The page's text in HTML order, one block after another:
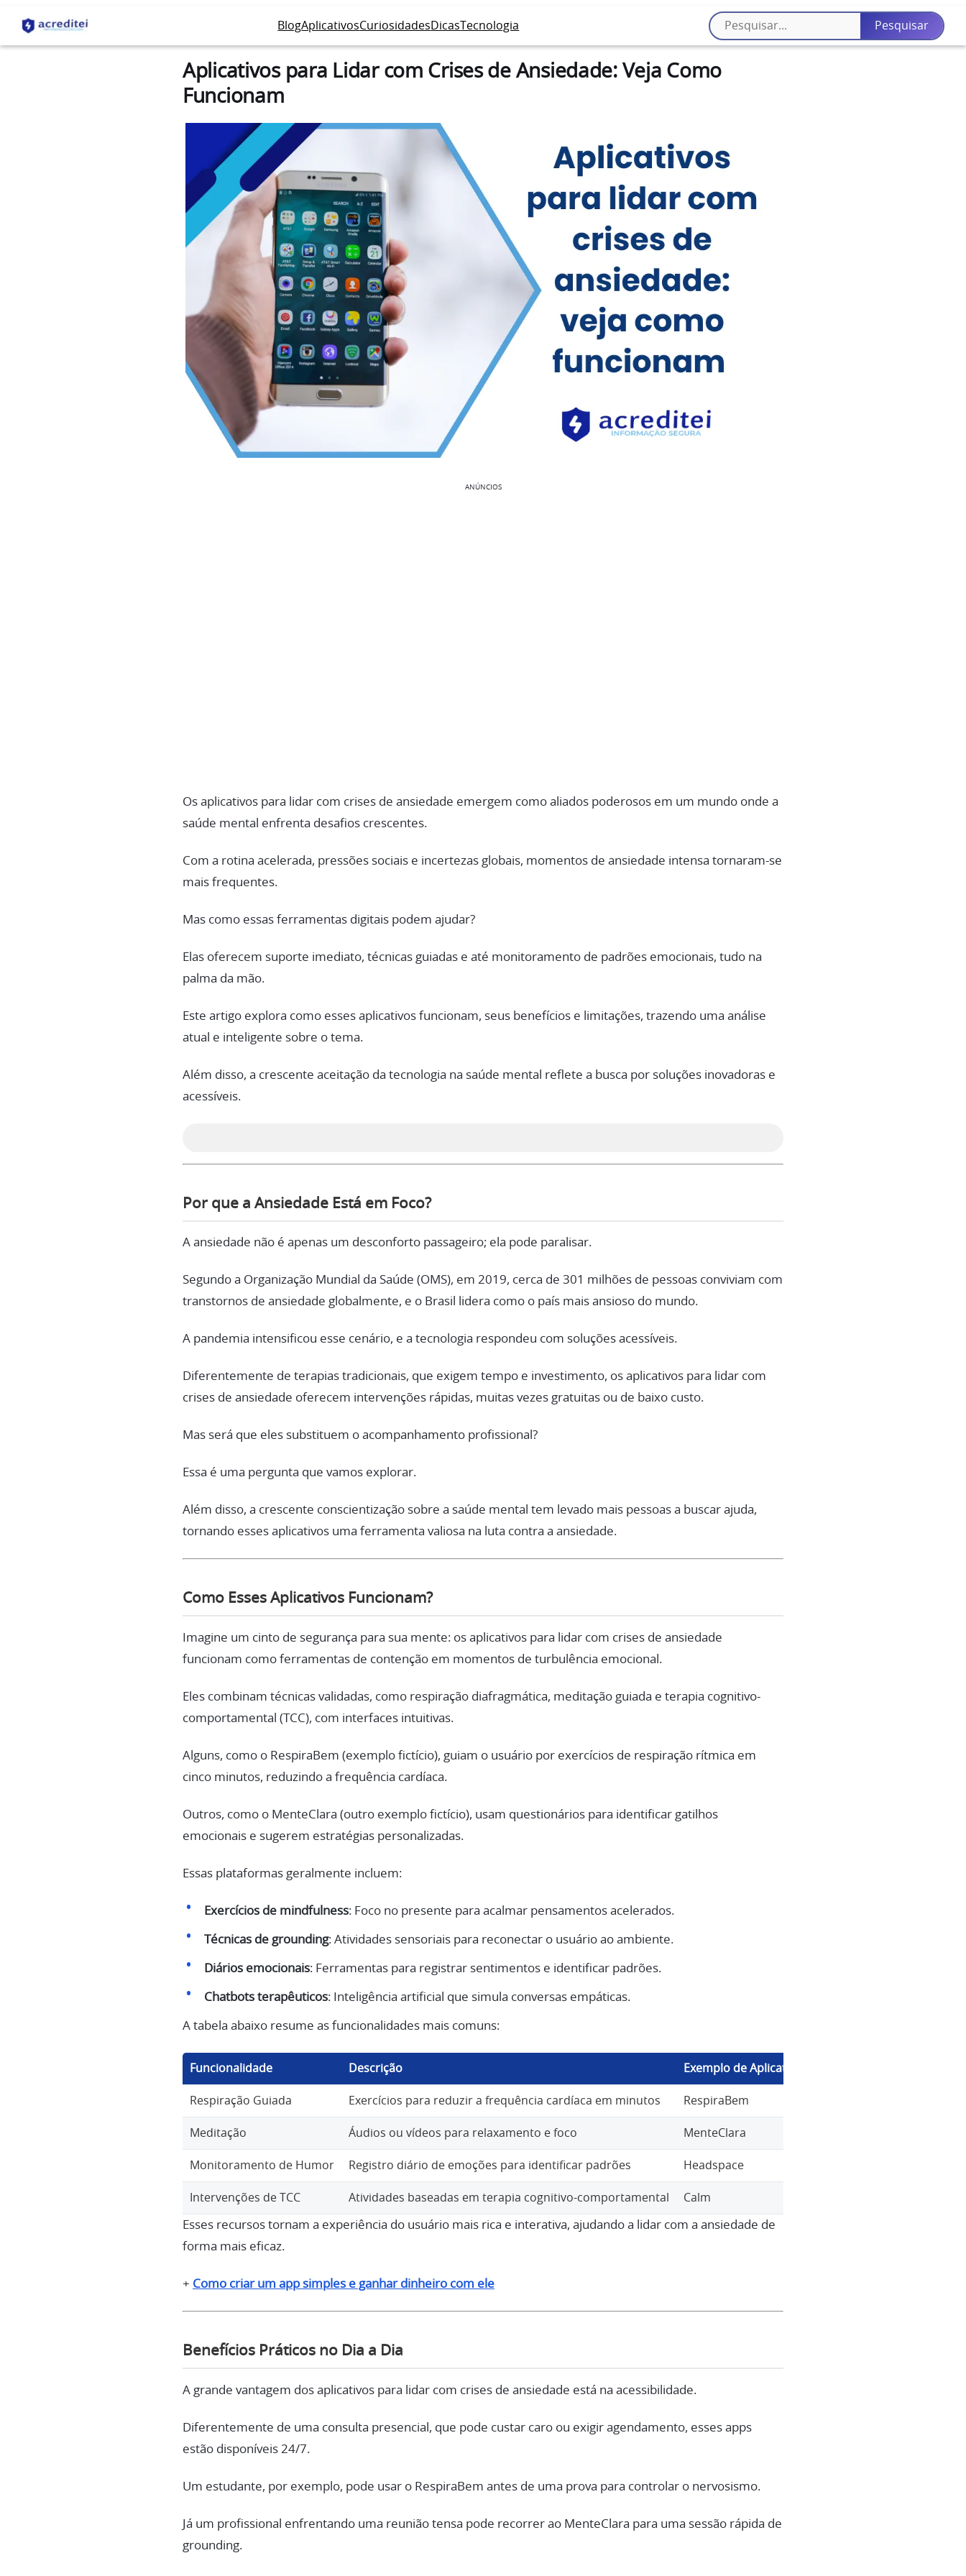
BlogAplicativosCuriosidadesDicasTecnologia
Aplicativos para Lidar com Crises de Ansiedade: Veja Como
Funcionam
ANÚNCIOS
Os aplicativos para lidar com crises de ansiedade emergem como aliados poderosos em um mundo onde a
saúde mental enfrenta desafios crescentes.
Com a rotina acelerada, pressões sociais e incertezas globais, momentos de ansiedade intensa tornaram-se
mais frequentes.
Mas como essas ferramentas digitais podem ajudar?
Elas oferecem suporte imediato, técnicas guiadas e até monitoramento de padrões emocionais, tudo na
palma da mão.
Este artigo explora como esses aplicativos funcionam, seus benefícios e limitações, trazendo uma análise
atual e inteligente sobre o tema.
Além disso, a crescente aceitação da tecnologia na saúde mental reflete a busca por soluções inovadoras e
acessíveis.
Por que a Ansiedade Está em Foco?
A ansiedade não é apenas um desconforto passageiro; ela pode paralisar.
Segundo a Organização Mundial da Saúde (OMS), em 2019, cerca de 301 milhões de pessoas conviviam com
transtornos de ansiedade globalmente, e o Brasil lidera como o país mais ansioso do mundo.
A pandemia intensificou esse cenário, e a tecnologia respondeu com soluções acessíveis.
Diferentemente de terapias tradicionais, que exigem tempo e investimento, os aplicativos para lidar com
crises de ansiedade oferecem intervenções rápidas, muitas vezes gratuitas ou de baixo custo.
Mas será que eles substituem o acompanhamento profissional?
Essa é uma pergunta que vamos explorar.
Além disso, a crescente conscientização sobre a saúde mental tem levado mais pessoas a buscar ajuda,
tornando esses aplicativos uma ferramenta valiosa na luta contra a ansiedade.
Como Esses Aplicativos Funcionam?
Imagine um cinto de segurança para sua mente: os aplicativos para lidar com crises de ansiedade
funcionam como ferramentas de contenção em momentos de turbulência emocional.
Eles combinam técnicas validadas, como respiração diafragmática, meditação guiada e terapia cognitivo-
comportamental (TCC), com interfaces intuitivas.
Alguns, como o RespiraBem (exemplo fictício), guiam o usuário por exercícios de respiração rítmica em
cinco minutos, reduzindo a frequência cardíaca.
Outros, como o MenteClara (outro exemplo fictício), usam questionários para identificar gatilhos
emocionais e sugerem estratégias personalizadas.
Essas plataformas geralmente incluem:
Exercícios de mindfulness: Foco no presente para acalmar pensamentos acelerados.
Técnicas de grounding: Atividades sensoriais para reconectar o usuário ao ambiente.
Diários emocionais: Ferramentas para registrar sentimentos e identificar padrões.
Chatbots terapêuticos: Inteligência artificial que simula conversas empáticas.
A tabela abaixo resume as funcionalidades mais comuns:
Funcionalidade Descrição Exemplo de Aplicativo
Respiração Guiada Exercícios para reduzir a frequência cardíaca em minutos RespiraBem
Meditação Áudios ou vídeos para relaxamento e foco MenteClara
Monitoramento de Humor Registro diário de emoções para identificar padrões Headspace
Intervenções de TCC Atividades baseadas em terapia cognitivo-comportamental Calm
Esses recursos tornam a experiência do usuário mais rica e interativa, ajudando a lidar com a ansiedade de
forma mais eficaz.
+ Como criar um app simples e ganhar dinheiro com ele
Benefícios Práticos no Dia a Dia
A grande vantagem dos aplicativos para lidar com crises de ansiedade está na acessibilidade.
Diferentemente de uma consulta presencial, que pode custar caro ou exigir agendamento, esses apps
estão disponíveis 24/7.
Um estudante, por exemplo, pode usar o RespiraBem antes de uma prova para controlar o nervosismo.
Já um profissional enfrentando uma reunião tensa pode recorrer ao MenteClara para uma sessão rápida de
grounding.